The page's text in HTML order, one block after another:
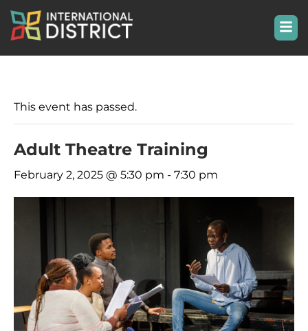
This event has passed.
Adult Theatre Training
February 2, 2025 @ 5:30 pm - 7:30 pm